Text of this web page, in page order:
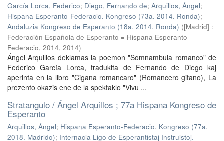
García Lorca, Federico; Diego, Fernando de; Arquillos, Ángel;
Hispana Esperanto-Federacio. Kongreso (73a. 2014. Ronda);
Andaluzia Kongreso de Esperanto (18a. 2014. Ronda) ([Madrid] :
Federación Española de Esperanto = Hispana Esperanto-
Federacio, 2014, 2014)
Ángel Arquillos deklamas la poemon "Somnambula romanco" de
Federico García Lorca, tradukita de Fernando de Diego kaj
aperinta en la libro "Cigana romancaro" (Romancero gitano), La
prezento okazis ene de la spektaklo "Vivu ...
Stratangulo / Ángel Arquillos ; 77a Hispana Kongreso de
Esperanto
Arquillos, Ángel; Hispana Esperanto-Federacio. Kongreso (77a.
2018. Madrido); Internacia Ligo de Esperantistaj Instruistoj.